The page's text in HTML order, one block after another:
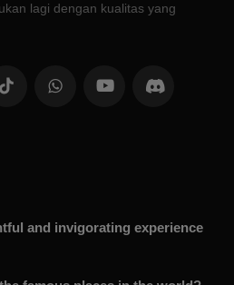
lagi dengan kualitas yang
and invigorating experience